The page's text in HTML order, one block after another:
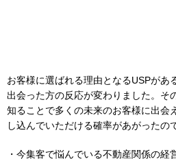
お客様に選ばれる理由となるUSPがあ
出会った方の反応が変わりました。そ
知ることで多くの未来のお客様に出会
し込んでいただける確率があがったの
・今集客で悩んでいる不動産関係の経